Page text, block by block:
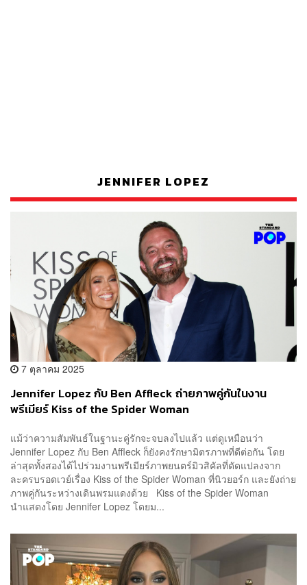
JENNIFER LOPEZ
7 ตุลาคม 2025
Jennifer Lopez กับ Ben Affleck ถ่ายภาพคู่กันในงาน
พรีเมียร์ Kiss of the Spider Woman
แม้ว่าความสัมพันธ์ในฐานะคู่รักจะจบลงไปแล้ว แต่ดูเหมือนว่า
Jennifer Lopez กับ Ben Affleck ก็ยังคงรักษามิตรภาพที่ดีต่อกัน โดย
ล่าสุดทั้งสองได้ไปร่วมงานพรีเมียร์ภาพยนตร์มิวสิคัลที่ดัดแปลงจาก
ละครบรอดเวย์เรื่อง Kiss of the Spider Woman ที่นิวยอร์ก และยังถ่าย
ภาพคู่กันระหว่างเดินพรมแดงด้วย Kiss of the Spider Woman
นำแสดงโดย Jennifer Lopez โดยม...